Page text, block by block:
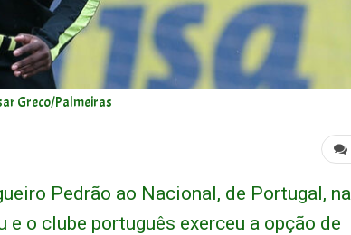
Greco/Palmeiras
Pedrão ao Nacional, de Portugal, na
o clube português exerceu a opção de